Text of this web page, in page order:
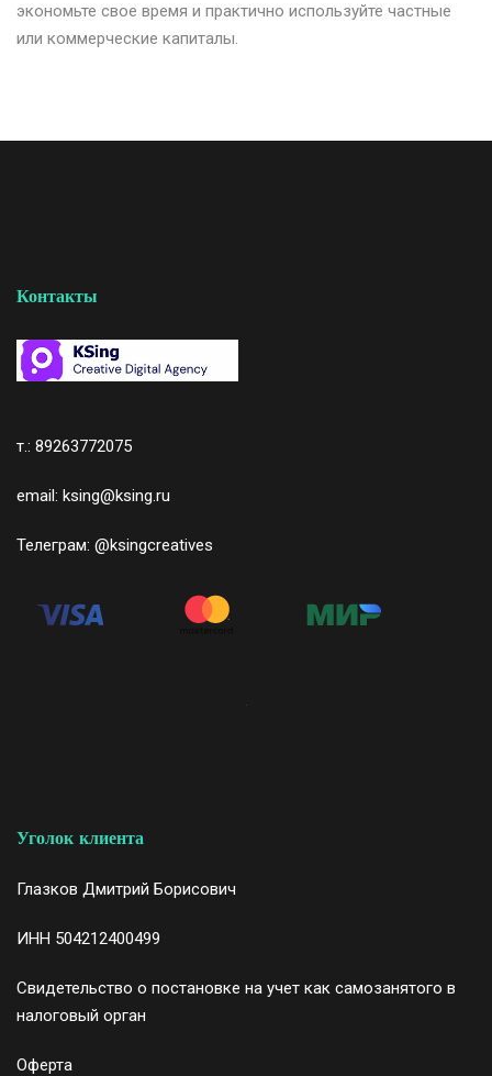
экономьте свое время и практично используйте частные
или коммерческие капиталы.
Контакты
т.: 89263772075
email: ksing@ksing.ru
Телеграм: @ksingcreatives
Уголок клиента
Глазков Дмитрий Борисович
ИНН 504212400499
Свидетельство о постановке на учет как самозанятого в
налоговый орган
Оферта